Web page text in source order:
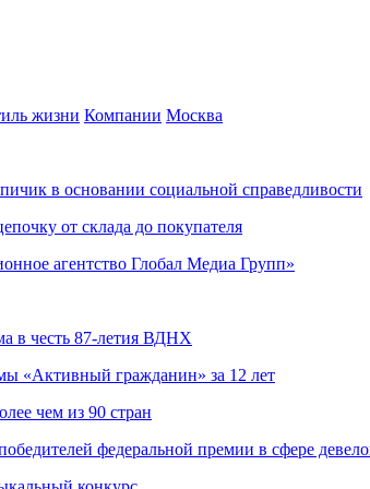
жизни Компании Москва
в основании социальной справедливости
от склада до покупателя
агентство Глобал Медиа Групп»
в честь 87-летия ВДНХ
«Активный гражданин» за 12 лет
чем из 90 стран
федеральной премии в сфере